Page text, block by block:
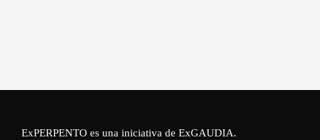
ExPERPENTO es una iniciativa de ExGAUDIA.